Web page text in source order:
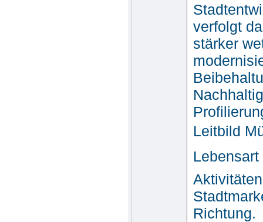
verfolgt
stärker
Leitbild
Richtung.